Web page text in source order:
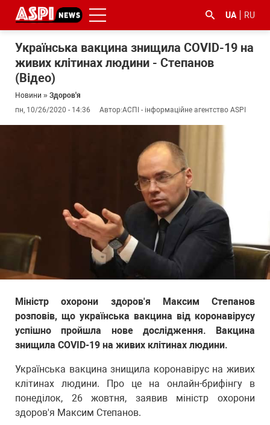
UA RU
Українська вакцина знищила COVID-19 на
живих клітинах людини - Степанов
(Відео)
Новини » Здоров'я
пн, 10/26/2020 - 14:36
Автор:АСПІ - інформаційне агентство ASPI
Міністр охорони здоров'я Максим Степанов
розповів, що українська вакцина від коронавірусу
успішно пройшла нове дослідження. Вакцина
знищила COVID-19 на живих клітинах людини.
Українська вакцина знищила коронавірус на живих
клітинах людини. Про це на онлайн-брифінгу в
понеділок, 26 жовтня, заявив міністр охорони
здоров'я Максим Степанов.